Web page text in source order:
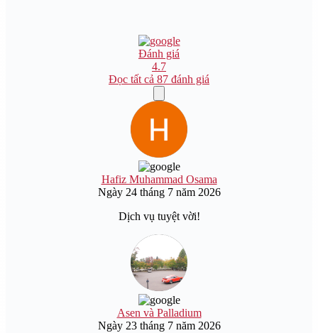
Đánh giá
4.7
Đọc tất cả 87 đánh giá
Hafiz Muhammad Osama
Ngày 24 tháng 7 năm 2026
Dịch vụ tuyệt vời!
Asen và Palladium
Ngày 23 tháng 7 năm 2026